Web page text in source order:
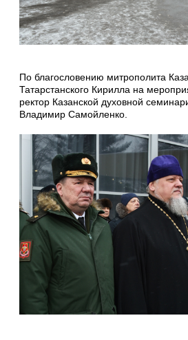
По благословению митрополита
Татарстанского Кирилла на
ректор Казанской духовной
Владимир Самойленко.